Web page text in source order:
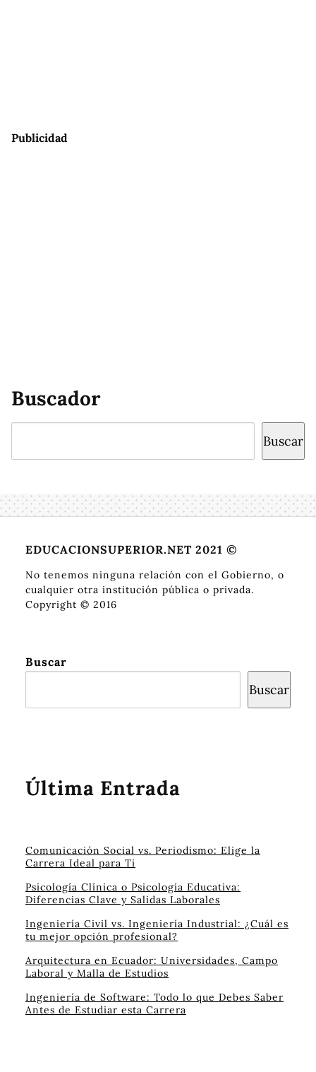
Publicidad
Buscador
Buscar
EDUCACIONSUPERIOR.NET 2021 ©
No tenemos ninguna relación con el Gobierno, o
cualquier otra institución pública o privada.
Copyright © 2016
Buscar
Buscar
Última Entrada
Comunicación Social vs. Periodismo: Elige la
Carrera Ideal para Ti
Psicología Clínica o Psicología Educativa:
Diferencias Clave y Salidas Laborales
Ingeniería Civil vs. Ingeniería Industrial: ¿Cuál es
tu mejor opción profesional?
Arquitectura en Ecuador: Universidades, Campo
Laboral y Malla de Estudios
Ingeniería de Software: Todo lo que Debes Saber
Antes de Estudiar esta Carrera